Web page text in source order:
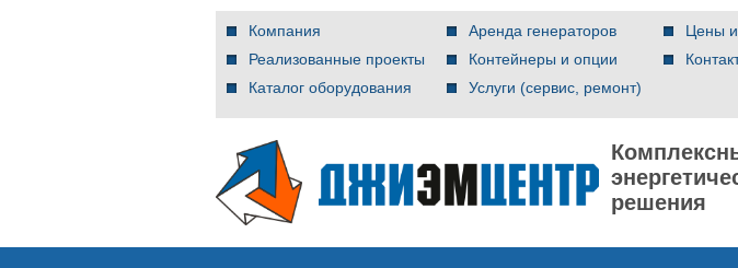
Компания
Реализованные проекты
Каталог оборудования
Аренда генераторов
Контейнеры и опции
Услуги (сервис, ремонт)
Цены
решения